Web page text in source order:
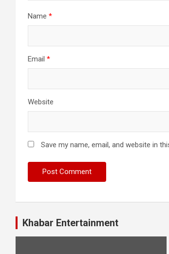
Name *
Email *
Website
Save my name, email, and website in
Khabar Entertainment